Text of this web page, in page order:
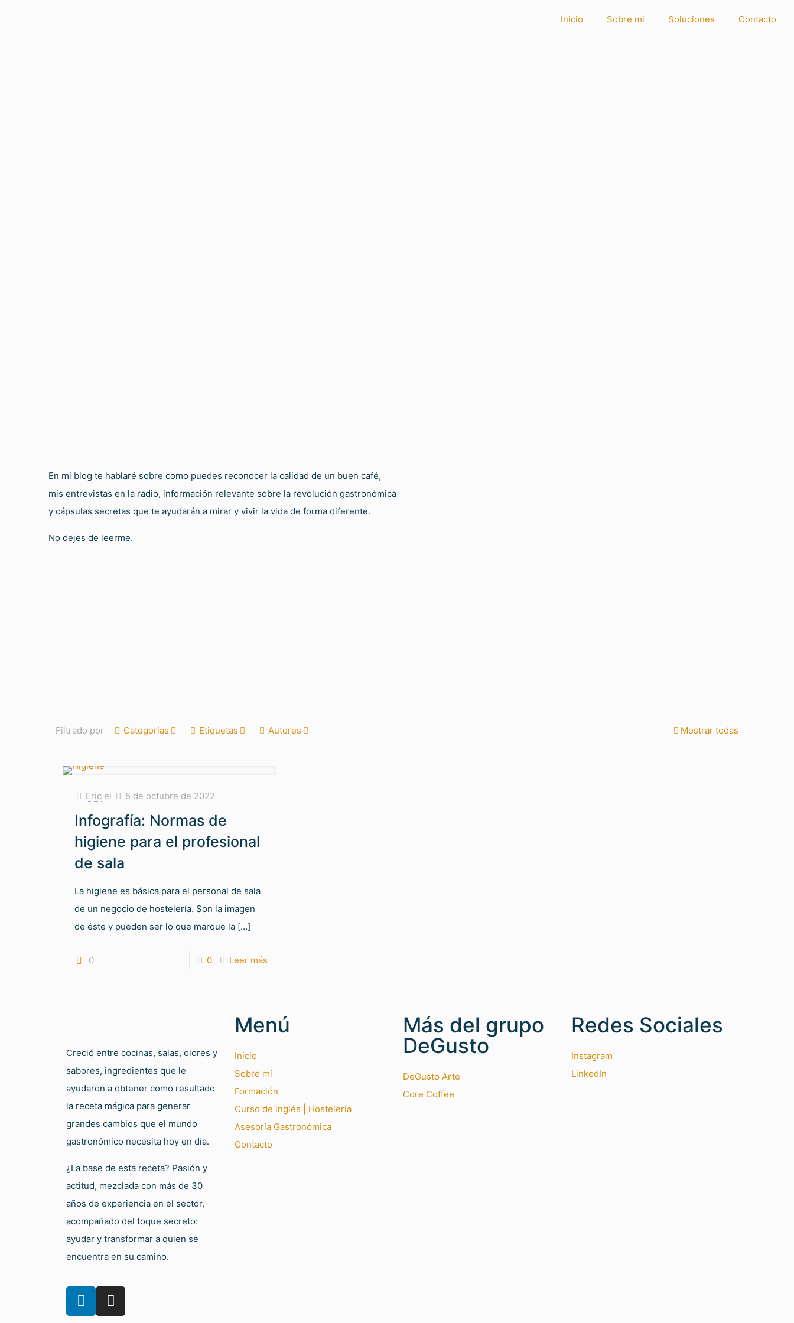
Inicio Sobre mi Soluciones Contacto
En mi blog te hablaré sobre como puedes reconocer la calidad de un buen café,
mis entrevistas en la radio, información relevante sobre la revolución gastronómica
y cápsulas secretas que te ayudarán a mirar y vivir la vida de forma diferente.
No dejes de leerme.
Filtrado por Categorias Etiquetas Autores Mostrar todas
Eric el 5 de octubre de 2022
Infografía: Normas de
higiene para el profesional
de sala
La higiene es básica para el personal de sala
de un negocio de hostelería. Son la imagen
de éste y pueden ser lo que marque la[…]
0 0 Leer más
Creció entre cocinas, salas, olores y
sabores, ingredientes que le
ayudaron a obtener como resultado
la receta mágica para generar
grandes cambios que el mundo
gastronómico necesita hoy en día.
¿La base de esta receta? Pasión y
actitud, mezclada con más de 30
años de experiencia en el sector,
acompañado del toque secreto:
ayudar y transformar a quien se
encuentra en su camino.
Menú
Inicio
Sobre mí
Formación
Curso de inglés | Hostelería
Asesoría Gastronómica
Contacto
Más del grupo
DeGusto
DeGusto Arte
Core Coffee
Redes Sociales
Instagram
LinkedIn